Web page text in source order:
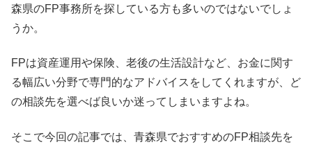
森県のFP事務所を探している方も多いのではないでしょ
うか。
FPは資産運用や保険、老後の生活設計など、お金に関す
る幅広い分野で専門的なアドバイスをしてくれますが、ど
の相談先を選べば良いか迷ってしまいますよね。
そこで今回の記事では、青森県でおすすめのFP相談先を